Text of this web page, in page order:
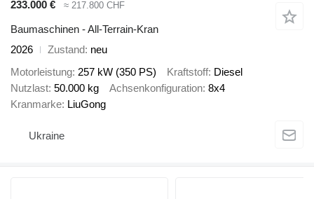
233.000 € ≈ 217.800 CHF
Baumaschinen - All-Terrain-Kran
2026
Zustand neu
Motorleistung 257 kW (350 PS) Kraftstoff Diesel
Nutzlast 50.000 kg Achsenkonfiguration 8x4
Kranmarke LiuGong
Ukraine